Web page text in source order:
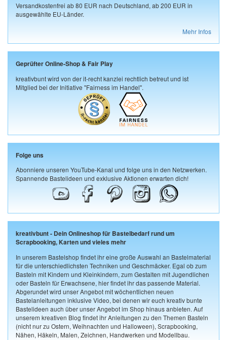
Versandkostenfrei ab 80 EUR nach Deutschland, ab 200 EUR in
ausgewählte EU-Länder.
Mehr Infos
Geprüfter Online-Shop & Fair Play
kreativbunt wird von der it-recht kanzlei rechtlich betreut und ist
Mitglied bei der Initiative "Fairness im Handel".
Folge uns
Abonniere unseren YouTube-Kanal und folge uns in den Netzwerken.
Spannende Bastelideen und exklusive Aktionen erwarten dich!
kreativbunt - Dein Onlineshop für Bastelbedarf rund um
Scrapbooking, Karten und vieles mehr
In unserem Bastelshop findet ihr eine große Auswahl an Bastelmaterial
für die unterschiedlichsten Techniken und Geschmäcker. Egal ob zum
Basteln mit Kindern und Kleinkindern, zum Gestalten mit Jugendlichen
oder Basteln für Erwachsene, hier findet ihr das passende Material.
Abgerundet wird unser Angebot mit wöchentlichen neuen
Bastelanleitungen inklusive Video, bei denen wir euch kreativ bunte
Bastelideen auch über unser Angebot im Shop hinaus anbieten. Auf
unserem kreativen Blog findet ihr Anleitungen zu den Themen Basteln
(nicht nur zu Ostern, Weihnachten und Halloween), Scrapbooking,
Nähen, Häkeln, Malen, Zeichnen, Handwerken und Modellbau.